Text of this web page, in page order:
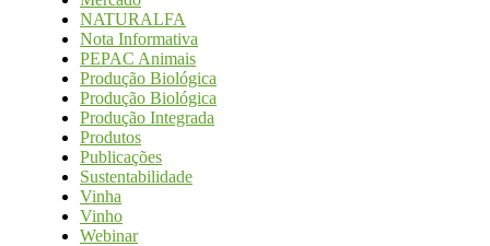
NATURALFA
Nota Informativa
PEPAC Animais
Produção Biológica
Produção Biológica
Produção Integrada
Produtos
Publicações
Sustentabilidade
Vinha
Vinho
Webinar